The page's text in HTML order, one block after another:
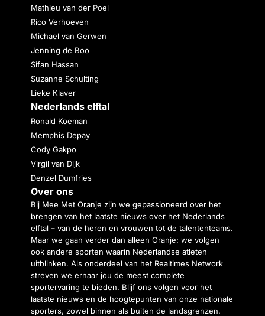
Mathieu van der Poel
Rico Verhoeven
Michael van Gerwen
Jenning de Boo
Sifan Hassan
Suzanne Schulting
Lieke Klaver
Nederlands elftal
Ronald Koeman
Memphis Depay
Cody Gakpo
Virgil van Dijk
Denzel Dumfries
Over ons
Bij Mee Met Oranje zijn we gepassioneerd over het
brengen van het laatste nieuws over het Nederlands
elftal – van de heren en vrouwen tot de talententeams.
Maar we gaan verder dan alleen Oranje: we volgen
ook andere sporten waarin Nederlandse atleten
uitblinken. Als onderdeel van het Realtimes Network
streven we ernaar jou de meest complete
sportervaring te bieden. Blijf ons volgen voor het
laatste nieuws en de hoogtepunten van onze nationale
sporters, zowel binnen als buiten de landsgrenzen.